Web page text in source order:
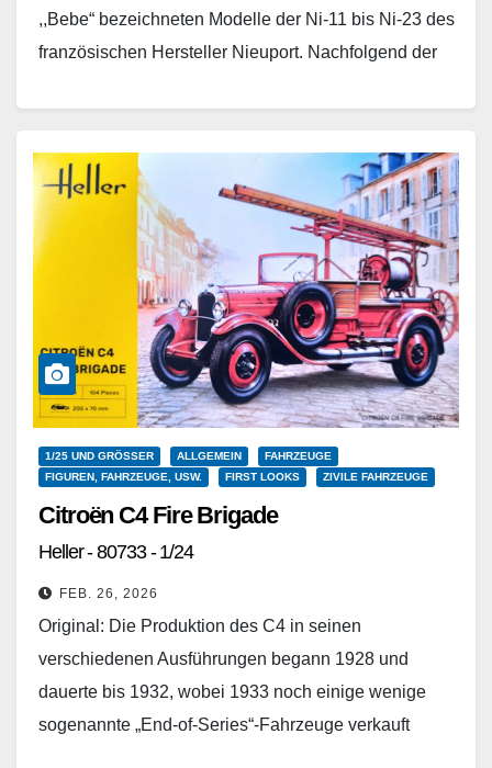
,,Bebe“ bezeichneten Modelle der Ni-11 bis Ni-23 des
französischen Hersteller Nieuport. Nachfolgend der
1/25 UND GRÖSSER ALLGEMEIN
FAHRZEUGE
FIGUREN, FAHRZEUGE, USW.
FIRST LOOKS ZIVILE FAHRZEUGE
Citroën C4 Fire Brigade
Heller - 80733 - 1/24
FEB. 26, 2026
Original: Die Produktion des C4 in seinen
verschiedenen Ausführungen begann 1928 und
dauerte bis 1932, wobei 1933 noch einige wenige
sogenannte „End-of-Series“-Fahrzeuge verkauft